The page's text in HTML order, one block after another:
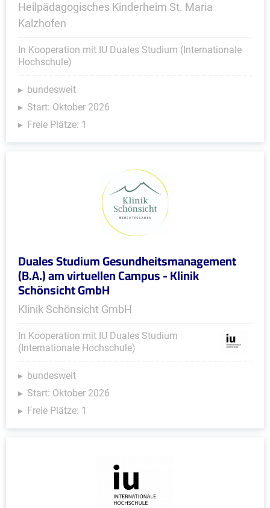
Heilpädagogisches Kinderheim St. Maria
Kalzhofen
In Kooperation mit IU Duales Studium (Internationale
Hochschule)
bundesweit
Start: Oktober 2026
Freie Plätze: 1
Duales Studium Gesundheitsmanagement
(B.A.) am virtuellen Campus - Klinik
Schönsicht GmbH
Klinik Schönsicht GmbH
In Kooperation mit IU Duales Studium
(Internationale Hochschule)
bundesweit
Start: Oktober 2026
Freie Plätze: 1